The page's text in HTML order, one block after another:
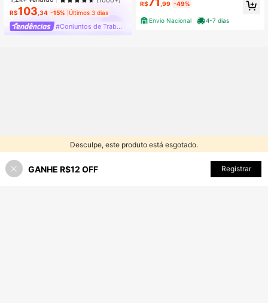
#4 Mais Vendido
Quase esgotado!
R$103 ,34 -15% Últimos 3 dias
#Conjuntos de Trabalho
R$ ,99 -49%
Envio Nacional 4-7 dias
Desculpe, este produto está esgotado.
GANHE R$12 OFF Registrar